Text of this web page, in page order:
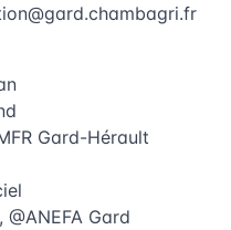
Gard-Hérault
Gard